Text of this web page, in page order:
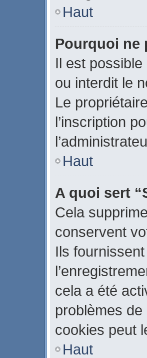
Haut
Pourquoi ne
Il est
ou interdit le
Le
l’inscription
Haut
A quoi sert
Cela
conservent
Ils
cela a été
problèmes
cookies peut
Haut